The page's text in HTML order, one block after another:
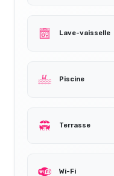
Lave-vaisselle
Piscine
Terrasse
Wi-Fi